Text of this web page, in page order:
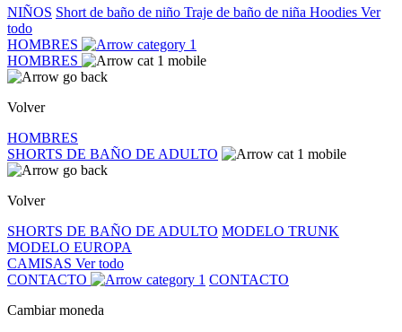
NIÑOS Short de baño de niño Traje de baño de niña Hoodies Ver
todo
HOMBRES
HOMBRES
Volver
HOMBRES
SHORTS DE BAÑO DE ADULTO
Volver
SHORTS DE BAÑO DE ADULTO MODELO TRUNK
MODELO EUROPA
CAMISAS Ver todo
CONTACTO
CONTACTO
Cambiar moneda